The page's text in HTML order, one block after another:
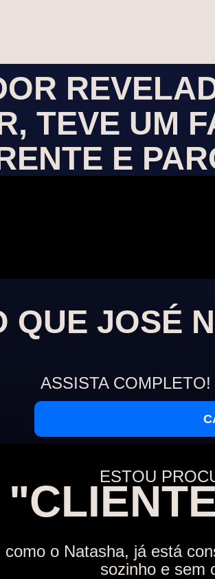
TEVE UM
E
QUE JOSÉ
ASSISTA COMPLETO!
ESTOU
"
o Natasha, já está
sozinho e sem